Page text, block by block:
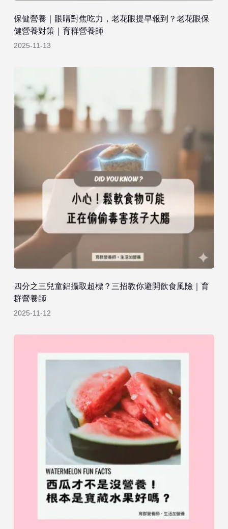
保健營養｜眼睛對焦吃力，老花眼提早報到？老花眼保
健營養對策｜育群營養師
2025-11-13
四分之三兒童鋁攝取超標？三招教你避開飲食風險｜育
群營養師
2025-11-12